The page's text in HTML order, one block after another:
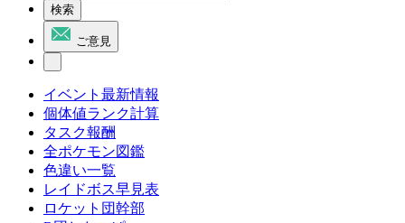
検索
ご意見
イベント最新情報
個体値ランク計算
タスク報酬
全ポケモン図鑑
色違い一覧
レイドボス早見表
ロケット団幹部